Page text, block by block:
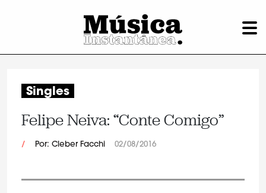
Singles
Felipe Neiva: “Conte Comigo”
/ Por: Cleber Facchi 02/08/2016